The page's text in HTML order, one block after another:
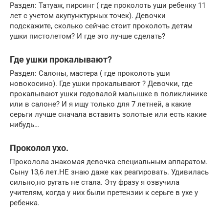
Раздел: Татуаж, пирсинг ( где проколоть уши ребенку 11
лет с учетом акупунктурных точек). Девочки
подскажите, сколько сейчас стоит проколоть детям
ушки пистолетом? И где это лучше сделать?
Где ушки прокалывают?
Раздел: Салоны, мастера ( где проколоть уши
новокосино). Где ушки прокалывают ? Девочки, где
прокалывают ушки годовалой малышке в поликлинике
или в салоне? И я ищу только для 7 летней, а какие
серьги лучше сначала вставить золотые или есть какие
нибудь…
Проколол ухо.
Проколола знакомая девочка специальным аппаратом.
Сыну 13,6 лет.НЕ знаю даже как реагировать. Удивилась
сильно,но ругать не стала. Эту фразу я озвучила
учителям, когда у них были претензии к серьге в ухе у
ребенка.